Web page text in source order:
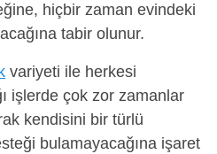
hiçbir zaman evindeki
tabir olunur.
variyeti ile herkesi
işlerde çok zor zamanlar
kendisini bir türlü
bulamayacağına işaret